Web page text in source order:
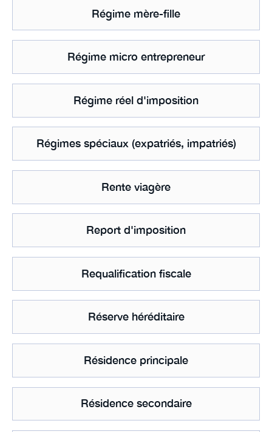
Régime mère-fille
Régime micro entrepreneur
Régime réel d'imposition
Régimes spéciaux (expatriés, impatriés)
Rente viagère
Report d'imposition
Requalification fiscale
Réserve héréditaire
Résidence principale
Résidence secondaire